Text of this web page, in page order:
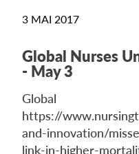
3 MAI 2017
Global Nurses
- May 3
Global
https://
and-innovation/
link-in-higher-